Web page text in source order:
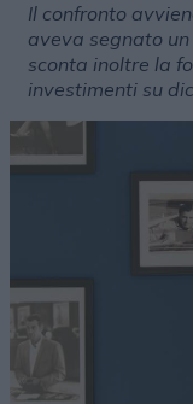
Il confronto
aveva segnato
sconta inoltre la
investimenti su